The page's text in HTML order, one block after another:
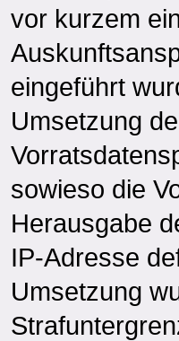
vor kurzem
eingeführt
Umsetzung
sowieso die
Herausgabe
IP-Adresse
Umsetzung